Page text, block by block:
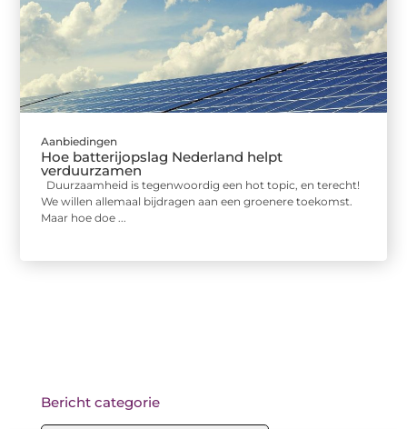
Aanbiedingen
Hoe batterijopslag Nederland helpt
verduurzamen
Duurzaamheid is tegenwoordig een hot topic, en terecht!
We willen allemaal bijdragen aan een groenere toekomst.
Maar hoe doe ...
Bericht categorie